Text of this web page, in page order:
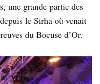
une grande partie des
le Sirha où venait
du Bocuse d’Or.